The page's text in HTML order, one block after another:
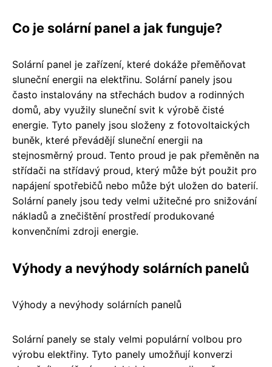
Co je solární panel a jak funguje?
Solární panel je zařízení, které dokáže přeměňovat
sluneční energii na elektřinu. Solární panely jsou
často instalovány na střechách budov a rodinných
domů, aby využily sluneční svit k výrobě čisté
energie. Tyto panely jsou složeny z fotovoltaických
buněk, které převádějí sluneční energii na
stejnosměrný proud. Tento proud je pak přeměněn na
střídači na střídavý proud, který může být použit pro
napájení spotřebičů nebo může být uložen do baterií.
Solární panely jsou tedy velmi užitečné pro snižování
nákladů a znečištění prostředí produkované
konvenčními zdroji energie.
Výhody a nevýhody solárních panelů
Výhody a nevýhody solárních panelů
Solární panely se staly velmi populární volbou pro
výrobu elektřiny. Tyto panely umožňují konverzi